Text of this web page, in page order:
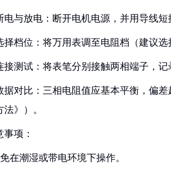
电与放电：断开电机电源，并用导线短
择档位：将万用表调至电阻档（建议选
接测试：将表笔分别接触两相端子，记
据对比：三相电阻值应基本平衡，偏
法》）。
事项：
在潮湿或带电环境下操作。